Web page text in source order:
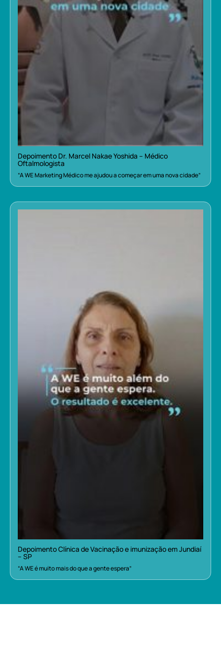
Depoimento Dr. Marcel Nakae Yoshida – Médico
Oftalmologista
“A WE Marketing Médico me ajudou a começar em uma nova cidade”
Depoimento Clínica de Vacinação e imunização em Jundiaí
– SP
“A WE é muito mais do que a gente espera”